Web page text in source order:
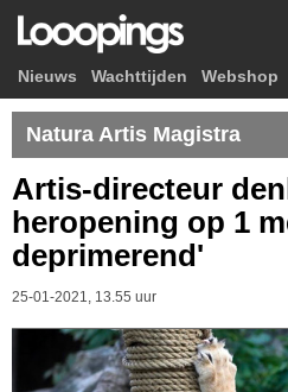
Nieuws Wachttijden Webshop
Natura Artis Magistra
Artis-directeur
heropening op 1
deprimerend'
25-01-2021, 13.55 uur